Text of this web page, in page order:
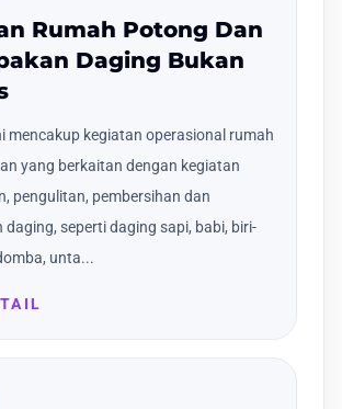
Rumah Potong Dan
Daging Bukan
mencakup kegiatan operasional rumah
yang berkaitan dengan kegiatan
pengulitan, pembersihan dan
daging, seperti daging sapi, babi, biri-
unta...